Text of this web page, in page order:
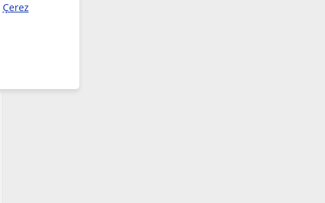
Çerez